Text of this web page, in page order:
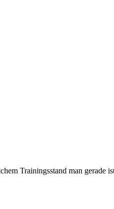
Trainingsstand man gerade